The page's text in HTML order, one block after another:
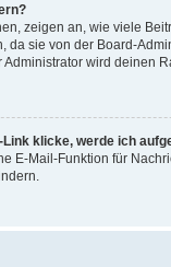
zeigen an, wie viele
da sie von der Board-
wird deinen
klicke, werde ich
E-Mail-Funktion für